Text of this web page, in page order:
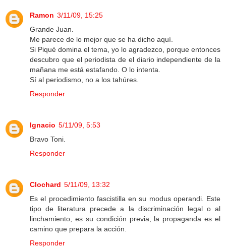
Ramon 3/11/09, 15:25
Grande Juan.
Me parece de lo mejor que se ha dicho aquí.
Si Piqué domina el tema, yo lo agradezco, porque entonces
descubro que el periodista de el diario independiente de la
mañana me está estafando. O lo intenta.
Sí al periodismo, no a los tahúres.
Responder
Ignacio 5/11/09, 5:53
Bravo Toni.
Responder
Clochard 5/11/09, 13:32
Es el procedimiento fascistilla en su modus operandi. Este
tipo de literatura precede a la discriminación legal o al
linchamiento, es su condición previa; la propaganda es el
camino que prepara la acción.
Responder